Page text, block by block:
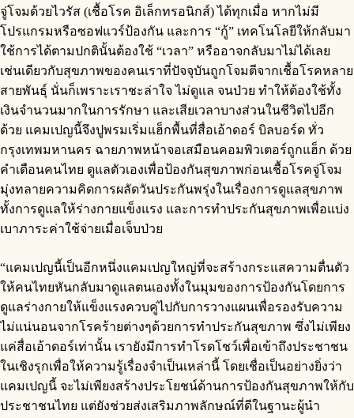
จู่โจมด้วยไวรัส (เชื้อโรค อิเล็กทรอนิกส์) ได้ทุกเมื่อ หากไม่มี
โปรแกรมหรือซอฟแวร์ป้องกัน และการ “กู้” เทคโนโลยีให้กลับมา
ใช้การได้ตามปกตินั้นต้องใช้ “เวลา” หรืออาจกลับมาไม่ได้เลย
เช่นเดียวกับสุขภาพของคนเราที่ปัจจุบันถูกโจมตีจากเชื้อโรคหลาย
สายพันธุ์ นั่นก็เพราะเราชะล่าใจ ไม่ดูแล จนป่วย ทำให้ต้องใช้ทั้ง
เงินจำนวนมากในการรักษา และเสียเวลาบางส่วนในชีวิตไปอีก
ด้วย แคมเปญนี้จึงปูพรมเริ่มแฮ็กพื้นที่สื่อเอ้าดอร์ บิลบอร์ด ทั่ว
กรุงเทพมหานคร ฉายภาพหน้าจอเสมือนคอมพิวเตอร์ถูกแฮ็ก ด้วย
คำเตือนคนไทย ดูแลตัวเองเพื่อป้องกันสุขภาพก่อนเชื้อโรคจู่โจม
มุ่งทลายความคิดการผลัดวันประกันพรุ่งในเรื่องการดูแลสุขภาพ
ทั้งการดูแลให้ร่างกายแข็งแรง และการทำประกันสุขภาพเพื่อแบ่ง
เบาภาระค่าใช้จ่ายเมื่อเจ็บป่วย
“แคมเปญนี้เป็นอีกหนึ่งแคมเปญใหญ่ที่จะสร้างกระแสความตื่นตัว
ให้คนไทยหันกลับมาดูแลตนเองทั้งในมุมของการป้องกันโดยการ
ดูแลร่างกายให้แข็งแรงควบคู่ไปกับการวางแผนเพื่อรองรับความ
ไม่แน่นอนจากโรคร้ายต่างๆด้วยการทำประกันสุขภาพ ซึ่งไม่เพียง
แค่สื่อเอ้าดอร์เท่านั้น เรายังมีการทำโรดโชว์เพื่อเข้าถึงประชาชน
ในเชิงรุกเพื่อให้ความรู้เรื่องจำเป็นเหล่านี้ โดยเชื่อเป็นอย่างยิ่งว่า
แคมเปญนี้ จะไม่เพียงสร้างประโยชน์ด้านการป้องกันสุขภาพให้กับ
ประชาชนไทย แต่ยังช่วยส่งเสริมภาพลักษณ์ที่ดีในฐานะผู้นำ